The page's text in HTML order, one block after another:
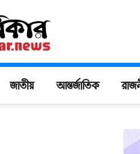
জাতীয় আন্তর্জাতিক